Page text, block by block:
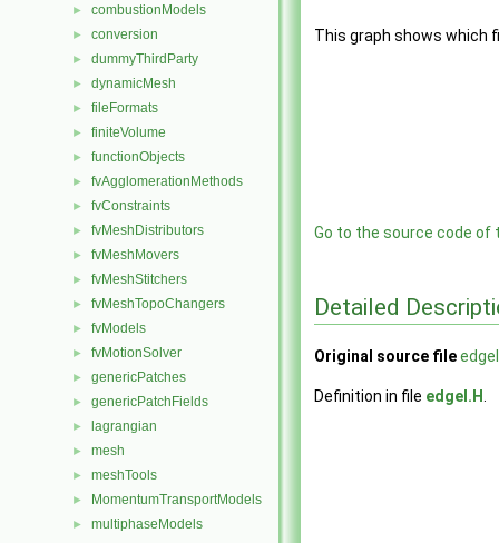
► combustionModels
► conversion
► dummyThirdParty
► dynamicMesh
► fileFormats
► finiteVolume
► functionObjects
► fvAgglomerationMethods
► fvConstraints
► fvMeshDistributors
► fvMeshMovers
► fvMeshStitchers
► fvMeshTopoChangers
► fvModels
► fvMotionSolver
► genericPatches
► genericPatchFields
► lagrangian
► mesh
► meshTools
► MomentumTransportModels
► multiphaseModels
This graph shows which
Go to the source code of
Detailed
Original source file
Definition in file edgeI.H